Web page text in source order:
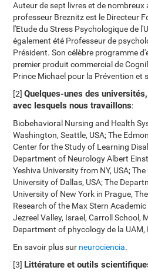
Auteur de sept livres et de
professeur Breznitz est le Directeur
l'Etude du Stress Psychologique de
également été Professeur de
Président. Son célèbre programme
premier produit commercial de
Prince Michael pour la Prévention et
[2]Quelques-unes des
avec lesquels nous travaillons:
Biobehavioral Nursing and Health
Washington, Seattle, USA; The
Center for the Study of Learning
Department of Neurology Albert
Yeshiva University from NY, USA;
University of Dallas, USA; The
University of New York in Prague,
Research of the Max Stern Academic
Jezreel Valley, Israel, Carroll School,
Department of phycology de la UAM,
En savoir plus sur neurociencia.
[3] Littérature et outils